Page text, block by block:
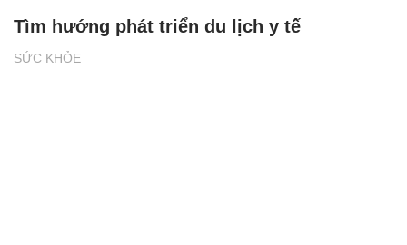
SỨC KHỎE
Tìm hướng phát triển du lịch y tế